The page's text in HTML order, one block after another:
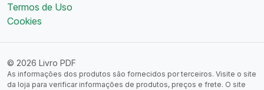
Termos de Uso
Cookies
© 2026 Livro PDF
As informações dos produtos são fornecidos por terceiros. Visite o site
da loja para verificar informações de produtos, preços e frete. O site